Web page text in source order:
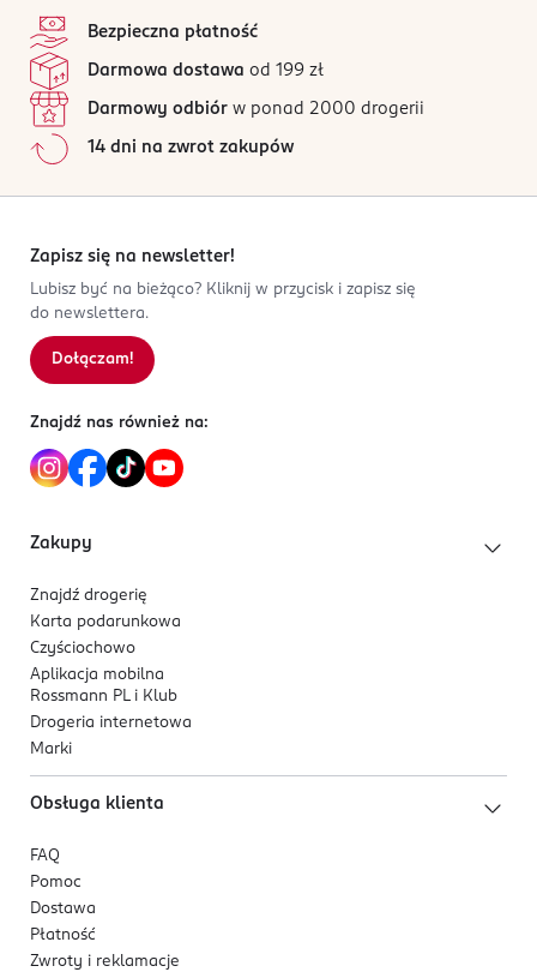
Bezpieczna płatność
Darmowa dostawa od 199 zł
Darmowy odbiór w ponad 2000 drogerii
14 dni na zwrot zakupów
Zapisz się na newsletter!
Lubisz być na bieżąco? Kliknij w przycisk i zapisz się
do newslettera.
Dołączam!
Znajdź nas również na:
Zakupy
Znajdź drogerię
Karta podarunkowa
Czyściochowo
Aplikacja mobilna
Rossmann PL i Klub
Drogeria internetowa
Marki
Obsługa klienta
FAQ
Pomoc
Dostawa
Płatność
Zwroty i reklamacje